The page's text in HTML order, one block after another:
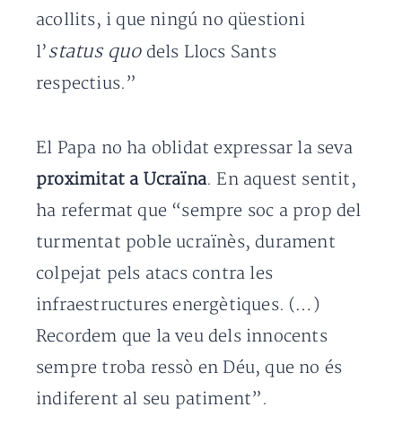
acollits, i que ningú no qüestioni
l’status quodels Llocs Sants
respectius.”
El Papa no ha oblidat expressar la seva
proximitat a Ucraïna. En aquest sentit,
ha refermat que “sempre soc a prop del
turmentat poble ucraïnès, durament
colpejat pels atacs contra les
infraestructures energètiques. (…)
Recordem que la veu dels innocents
sempre troba ressò en Déu, que no és
indiferent al seu patiment”.